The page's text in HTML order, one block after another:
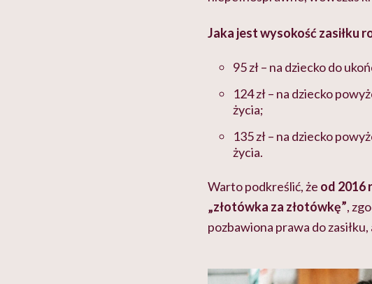
Jaka jest wysokość zasiłku
95 zł – na dziecko do
124 zł – na dziecko
życia;
135 zł – na dziecko
życia.
Warto podkreślić, że od 2016
„złotówka za złotówkę”,
pozbawiona prawa do